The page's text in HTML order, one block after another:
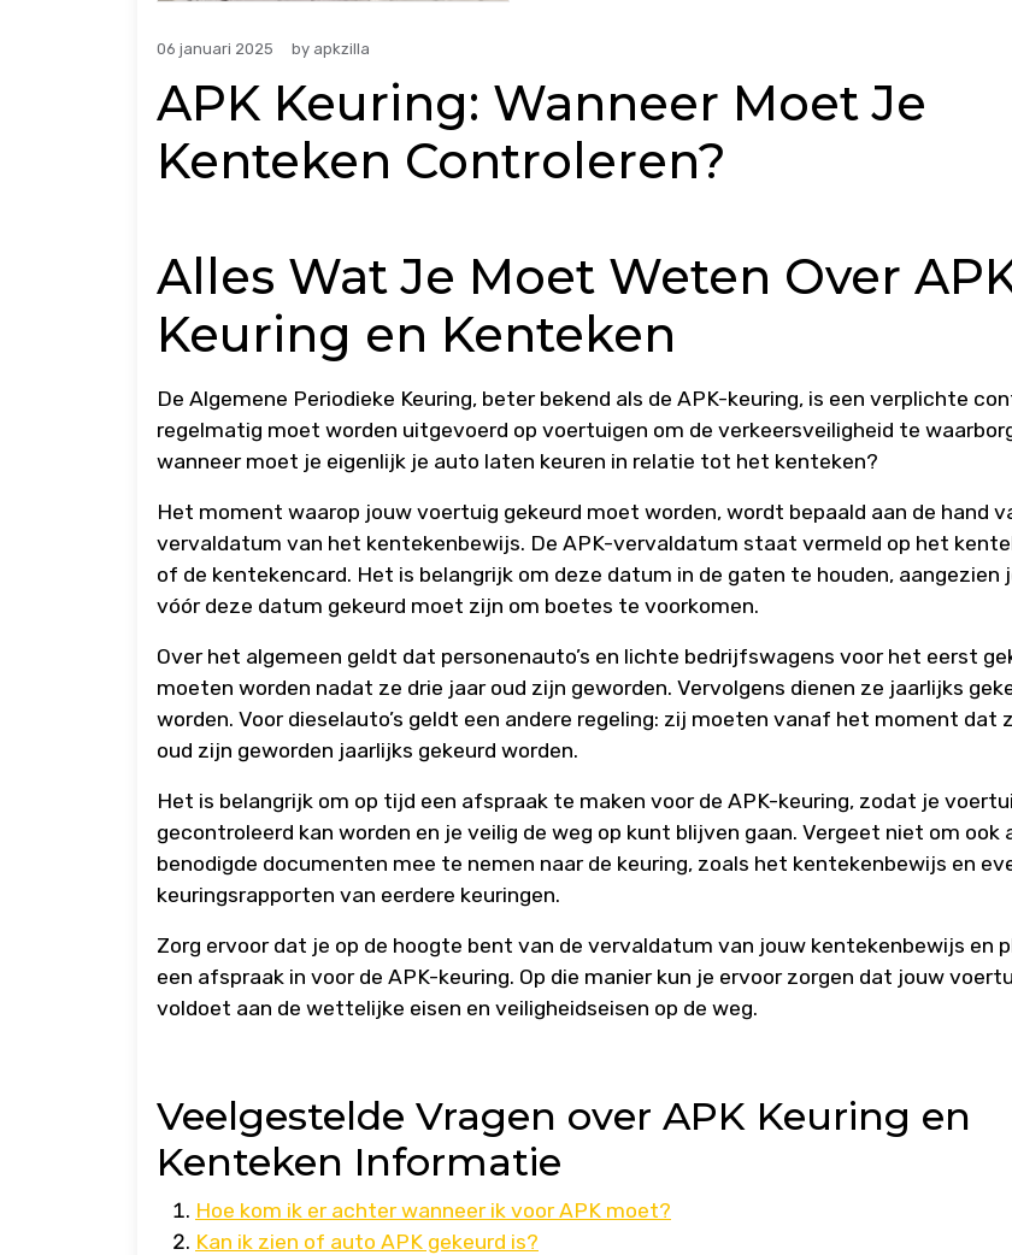
06 januari 2025 by apkzilla
APK Keuring: Wanneer Moet Je
Kenteken Controleren?
Alles Wat Je Moet Weten Over
Keuring en Kenteken
De Algemene Periodieke Keuring, beter bekend als de APK-keuring, is een verplichte
regelmatig moet worden uitgevoerd op voertuigen om de verkeersveiligheid te
wanneer moet je eigenlijk je auto laten keuren in relatie tot het kenteken?
Het moment waarop jouw voertuig gekeurd moet worden, wordt bepaald aan de hand
vervaldatum van het kentekenbewijs. De APK-vervaldatum staat vermeld op het
of de kentekencard. Het is belangrijk om deze datum in de gaten te houden, aangezien
vóór deze datum gekeurd moet zijn om boetes te voorkomen.
Over het algemeen geldt dat personenauto’s en lichte bedrijfswagens voor het eerst
moeten worden nadat ze drie jaar oud zijn geworden. Vervolgens dienen ze jaarlijks
worden. Voor dieselauto’s geldt een andere regeling: zij moeten vanaf het moment dat
oud zijn geworden jaarlijks gekeurd worden.
Het is belangrijk om op tijd een afspraak te maken voor de APK-keuring, zodat je
gecontroleerd kan worden en je veilig de weg op kunt blijven gaan. Vergeet niet om ook
benodigde documenten mee te nemen naar de keuring, zoals het kentekenbewijs en
keuringsrapporten van eerdere keuringen.
Zorg ervoor dat je op de hoogte bent van de vervaldatum van jouw kentekenbewijs en
een afspraak in voor de APK-keuring. Op die manier kun je ervoor zorgen dat jouw
voldoet aan de wettelijke eisen en veiligheidseisen op de weg.
Veelgestelde Vragen over APK Keuring en
Kenteken Informatie
Hoe kom ik er achter wanneer ik voor APK moet?
Kan ik zien of auto APK gekeurd is?